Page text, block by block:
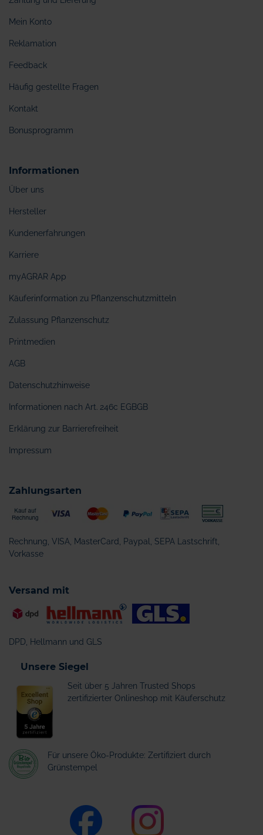
Mein Konto
Reklamation
Feedback
Häufig gestellte Fragen
Kontakt
Bonusprogramm
Informationen
Über uns
Hersteller
Kundenerfahrungen
Karriere
myAGRAR App
Käuferinformation zu Pflanzenschutzmitteln
Zulassung Pflanzenschutz
Printmedien
AGB
Datenschutzhinweise
Informationen nach Art. 246c EGBGB
Erklärung zur Barrierefreiheit
Impressum
Zahlungsarten
Rechnung, VISA, MasterCard, Paypal, SEPA Lastschrift,
Vorkasse
Versand mit
DPD, Hellmann und GLS
Unsere Siegel
Seit über 5 Jahren Trusted Shops
zertifizierter Onlineshop mit Käuferschutz
Für unsere Öko-Produkte: Zertifiziert durch
Grünstempel